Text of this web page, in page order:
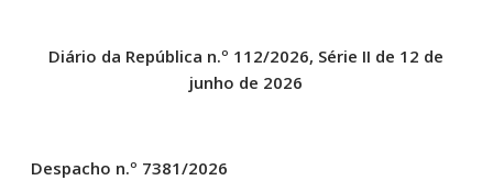
Diário da República n.º 112/2026, Série II de 12 de
junho de 2026
Despacho n.º 7381/2026